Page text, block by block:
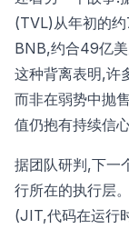
(TVL)从年初的
BNB,约合49亿美
这种背离表明,许
而非在弱势中抛
值仍抱有持续信心
据团队研判,下一
行所在的执行层
(JIT,代码在运行